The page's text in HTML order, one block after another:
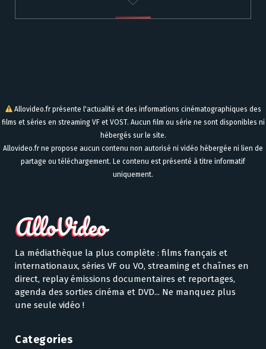
Allovideo.fr présente l'actualité et des informations cinématographiques des
films et séries en streaming VF et VOST. Aucun film ou série ne sont disponibles ni
hébergés sur le site.
Allovideo.fr ne propose aucun contenu non autorisé ni vidéo hébergée ni lien de
partage ou téléchargement. Le contenu est présenté à titre informatif
uniquement.
La médiathèque la plus complète : films français et
internationaux, séries VF ou VO, streaming et chaînes en
direct, replay émissions documentaires et reportages,
agenda des sorties cinéma et DVD... Ne manquez plus
une seule vidéo !
Categories